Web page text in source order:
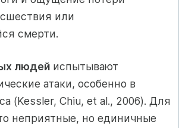
или
смерти.
людей испытывают
атаки, особенно в
(Kessler, Chiu, et al., 2006). Для
неприятные, но единичные